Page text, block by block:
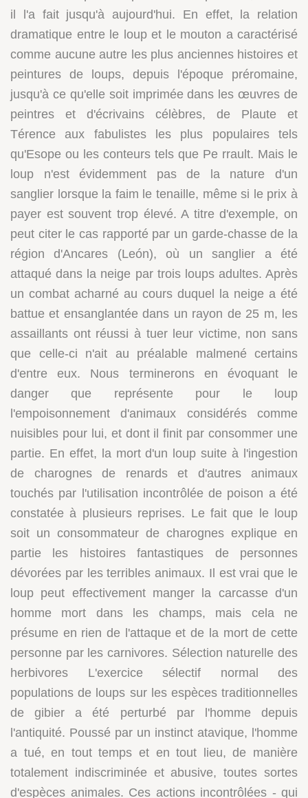
il l'a fait jusqu'à aujourd'hui. En effet, la relation
dramatique entre le loup et le mouton a caractérisé
comme aucune autre les plus anciennes histoires et
peintures de loups, depuis l'époque préromaine,
jusqu'à ce qu'elle soit imprimée dans les œuvres de
peintres et d'écrivains célèbres, de Plaute et
Térence aux fabulistes les plus populaires tels
qu'Esope ou les conteurs tels que Pe rrault. Mais le
loup n'est évidemment pas de la nature d'un
sanglier lorsque la faim le tenaille, même si le prix à
payer est souvent trop élevé. A titre d'exemple, on
peut citer le cas rapporté par un garde-chasse de la
région d'Ancares (León), où un sanglier a été
attaqué dans la neige par trois loups adultes. Après
un combat acharné au cours duquel la neige a été
battue et ensanglantée dans un rayon de 25 m, les
assaillants ont réussi à tuer leur victime, non sans
que celle-ci n'ait au préalable malmené certains
d'entre eux. Nous terminerons en évoquant le
danger que représente pour le loup
l'empoisonnement d'animaux considérés comme
nuisibles pour lui, et dont il finit par consommer une
partie. En effet, la mort d'un loup suite à l'ingestion
de charognes de renards et d'autres animaux
touchés par l'utilisation incontrôlée de poison a été
constatée à plusieurs reprises. Le fait que le loup
soit un consommateur de charognes explique en
partie les histoires fantastiques de personnes
dévorées par les terribles animaux. Il est vrai que le
loup peut effectivement manger la carcasse d'un
homme mort dans les champs, mais cela ne
présume en rien de l'attaque et de la mort de cette
personne par les carnivores. Sélection naturelle des
herbivores L'exercice sélectif normal des
populations de loups sur les espèces traditionnelles
de gibier a été perturbé par l'homme depuis
l'antiquité. Poussé par un instinct atavique, l'homme
a tué, en tout temps et en tout lieu, de manière
totalement indiscriminée et abusive, toutes sortes
d'espèces animales. Ces actions incontrôlées - qui